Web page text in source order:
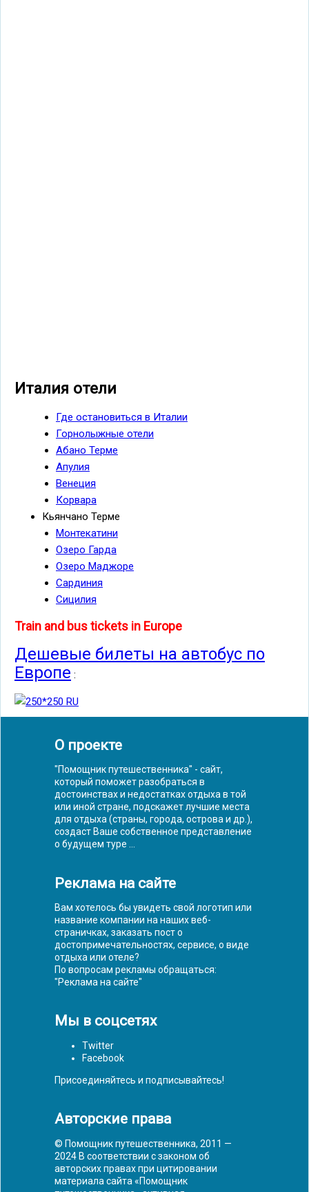
Италия отели
Где остановиться в Италии
Горнолыжные отели
Абано Терме
Апулия
Венеция
Корвара
Кьянчано Терме
Монтекатини
Озеро Гарда
Озеро Маджоре
Сардиния
Сицилия
Train and bus tickets in Europe
Дешевые билеты на автобус по
Европе :
О проекте
"Помощник путешественника" - сайт,
который поможет разобраться в
достоинствах и недостатках отдыха в той
или иной стране, подскажет лучшие места
для отдыха (страны, города, острова и др.),
создаст Ваше собственное представление
о будущем туре ...
Реклама на сайте
Вам хотелось бы увидеть свой логотип или
название компании на наших веб-
страничках, заказать пост о
достопримечательностях, сервисе, о виде
отдыха или отеле?
По вопросам рекламы обращаться:
"Реклама на сайте"
Мы в соцсетях
Twitter
Facebook
Присоединяйтесь и подписывайтесь!
Авторские права
© Помощник путешественника, 2011 —
2024 В соответствии с законом об
авторских правах при цитировании
материала сайта «Помощник